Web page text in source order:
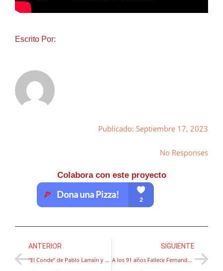
Escrito Por:
Publicado: Septiembre 17, 2023
No Responses
Colabora con este proyecto
ANTERIOR
“El Conde” de Pablo Larraín y Guillermo Calderón gana premio al mejor guión en el Festival de Venecia 2023
SIGUIENTE
A los 91 años Fallece Fernando Botero, Pintor y Escultor Colombiano